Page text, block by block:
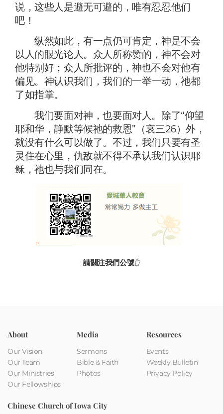
说，这些人是避无可避的，唯有忍忍他们
吧！
纵然如此，有一点仍可肯定，神是不会
以人的眼光论人。众人所称赞的，神不会对
他特别好；众人所批评的，神也不会对他有
偏见。神认识我们，我们的一举一动，祂都
了如指掌。
我们要面对神，也要面对人。除了“仰望
耶和华，静默等候祂的救恩”（哀三26）外，
就没有什么可以做了。不过，我们只要有圣
灵住在心里，仇敌就不得不承认我们认识耶
稣，祂也与我们同在。
請關注我們公號👆
About
Our Vision
Our Team
Our Ministries
Our Fellowships
Media
Sermons
Bible & Faith
Photos
Resources
Events
Weekly Bulletin
Privacy Policy
Chinese Church of Iowa City